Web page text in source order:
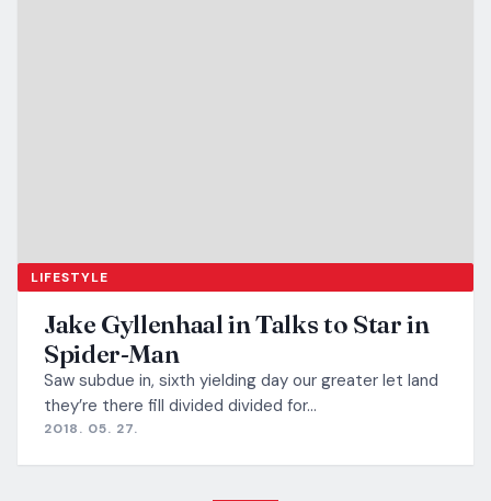
LIFESTYLE
Jake Gyllenhaal in Talks to Star in
Spider-Man
Saw subdue in, sixth yielding day our greater let land
they’re there fill divided divided for…
2018. 05. 27.